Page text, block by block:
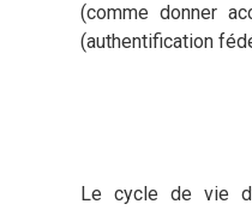
(comme donner
(authentification
Le cycle de vie